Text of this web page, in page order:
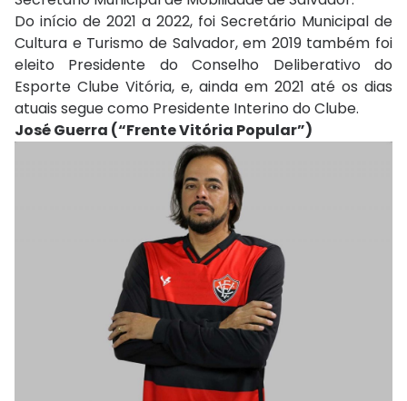
Do início de 2021 a 2022, foi Secretário Municipal de
Cultura e Turismo de Salvador, em 2019 também foi
eleito Presidente do Conselho Deliberativo do
Esporte Clube Vitória, e, ainda em 2021 até os dias
atuais segue como Presidente Interino do Clube.
José Guerra (“Frente Vitória Popular”)